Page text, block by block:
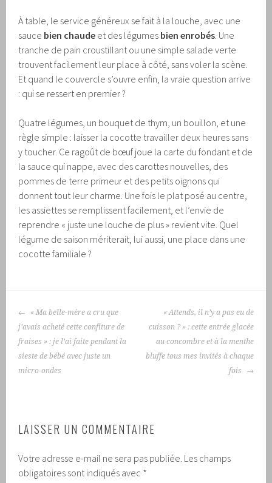
À table, le service généreux se fait à la louche, avec une
sauce bien chaude et des légumes bien enrobés . Une
tranche de pain croustillant ou une simple salade verte
trouvent facilement leur place à côté, sans voler la scène.
Et quand le couvercle s’ouvre enfin, la vraie question arrive
: qui se ressert en premier ?
Quatre légumes, un bouquet de thym, un bouillon, et une
règle simple : laisser la cocotte travailler deux heures sans
y toucher. Ce ragoût de bœuf joue la carte du fondant et de
la sauce qui nappe, avec des carottes nouvelles, des
pommes de terre primeur et des petits oignons qui
donnent tout leur charme. Une fois le plat posé au centre,
les assiettes se remplissent facilement, et l’envie de
reprendre « juste une louche de plus » revient vite. Quel
légume de saison mériterait, lui aussi, une place dans une
cocotte familiale ?
NAVIGATION
DES
ARTICLES
« Ma belle-mère a cru que
j’avais acheté cette confiture de
fraises » : je l’ai faite pendant la
sieste de bébé avec juste un
micro-ondes
« Attends, il n’y a pas eu de
cuisson ? » : cette entrée glacée
au concombre et à la menthe
bluffe tous mes invités à chaque
fois
LAISSER UN COMMENTAIRE
Votre adresse e-mail ne sera pas publiée. Les champs
obligatoires sont indiqués avec *